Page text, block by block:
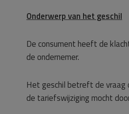
Onderwerp van het geschil
De consument heeft de
de ondernemer.
Het geschil betreft de vraag
de tariefswijziging mocht